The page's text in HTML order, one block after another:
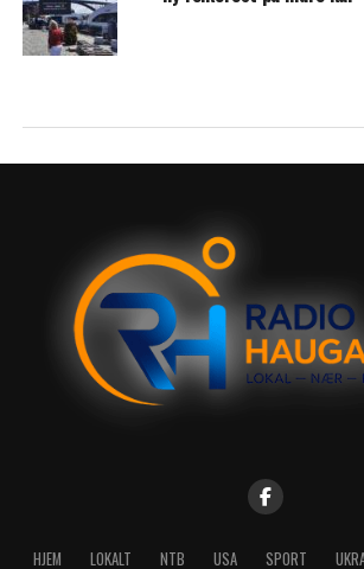
HJEM LOKALT NTB USA SPORT